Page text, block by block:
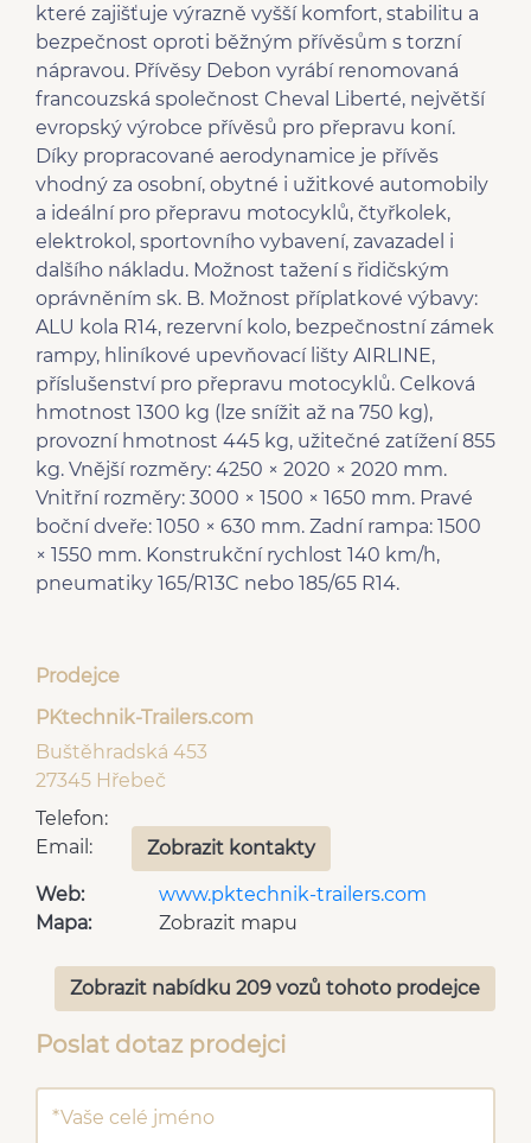
které zajišťuje výrazně vyšší komfort, stabilitu a
bezpečnost oproti běžným přívěsům s torzní
nápravou. Přívěsy Debon vyrábí renomovaná
francouzská společnost Cheval Liberté, největší
evropský výrobce přívěsů pro přepravu koní.
Díky propracované aerodynamice je přívěs
vhodný za osobní, obytné i užitkové automobily
a ideální pro přepravu motocyklů, čtyřkolek,
elektrokol, sportovního vybavení, zavazadel i
dalšího nákladu. Možnost tažení s řidičským
oprávněním sk. B. Možnost příplatkové výbavy:
ALU kola R14, rezervní kolo, bezpečnostní zámek
rampy, hliníkové upevňovací lišty AIRLINE,
příslušenství pro přepravu motocyklů. Celková
hmotnost 1300 kg (lze snížit až na 750 kg),
provozní hmotnost 445 kg, užitečné zatížení 855
kg. Vnější rozměry: 4250 × 2020 × 2020 mm.
Vnitřní rozměry: 3000 × 1500 × 1650 mm. Pravé
boční dveře: 1050 × 630 mm. Zadní rampa: 1500
× 1550 mm. Konstrukční rychlost 140 km/h,
pneumatiky 165/R13C nebo 185/65 R14.
Prodejce
PKtechnik-Trailers.com
Buštěhradská 453
27345 Hřebeč
Telefon:
Email:
Zobrazit kontakty
Web:
www.pktechnik-trailers.com
Mapa:
Zobrazit mapu
Zobrazit nabídku 209 vozů tohoto prodejce
Poslat dotaz prodejci